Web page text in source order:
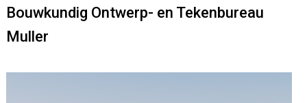
Bouwkundig Ontwerp- en Tekenbureau
Muller